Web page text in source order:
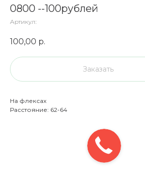
0800 --100рублей
Артикул:
100,00 р.
Заказать
На флексах
Расстояние: 62-64